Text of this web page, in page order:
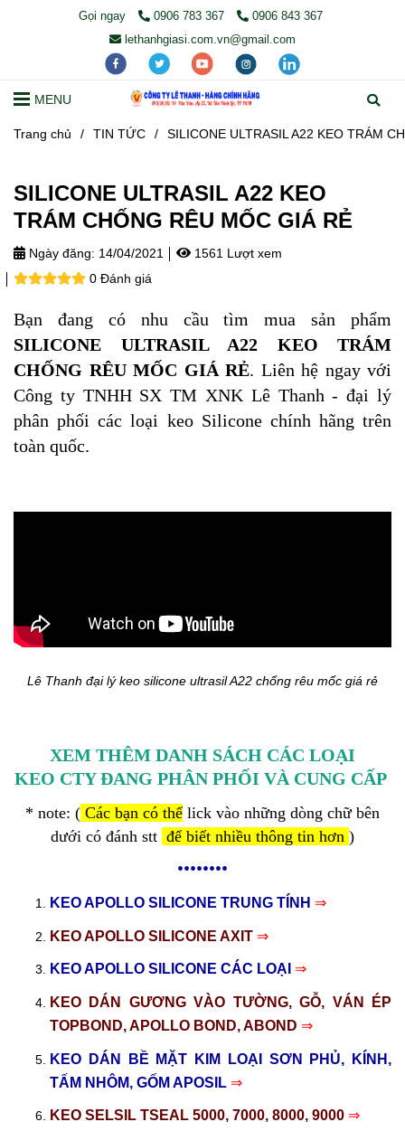
Gọi ngay 0906 783 367
0906 843 367
lethanhgiasi.com.vn@gmail.com
MENU
Trang chủ / TIN TỨC / SILICONE ULTRASIL A22 KEO TRÁM
SILICONE ULTRASIL A22 KEO
TRÁM CHỐNG RÊU MỐC GIÁ RẺ
Ngày đăng: 14/04/2021
1561 Lượt xem
0 Đánh giá
Bạn đang có nhu cầu tìm mua sản phẩm
SILICONE ULTRASIL A22 KEO TRÁM
CHỐNG RÊU MỐC GIÁ RẺ. Liên hệ ngay với
Công ty TNHH SX TM XNK Lê Thanh - đại lý
phân phối các loại keo Silicone chính hãng trên
toàn quốc.
Lê Thanh đại lý keo silicone ultrasil A22 chống rêu mốc giá rẻ
XEM THÊM DANH SÁCH CÁC LOẠI
KEO CTY ĐANG PHÂN PHỐI VÀ CUNG CẤP
* note: ( Các bạn có thể lick vào những dòng chữ bên
dưới có đánh stt để biết nhiều thông tin hơn )
••••••••
KEO APOLLO SILICONE TRUNG TÍNH ⇒
KEO APOLLO SILICONE AXIT ⇒
KEO APOLLO SILICONE CÁC LOẠI ⇒
KEO DÁN GƯƠNG VÀO TƯỜNG, GỖ, VÁN ÉP
TOPBOND, APOLLO BOND, ABOND ⇒
KEO DÁN BỀ MẶT KIM LOẠI SƠN PHỦ, KÍNH,
TẤM NHÔM, GỐM APOSIL ⇒
KEO SELSIL TSEAL 5000, 7000, 8000, 9000 ⇒